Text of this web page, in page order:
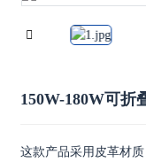
150W-180W可折
这款产品采用皮革材